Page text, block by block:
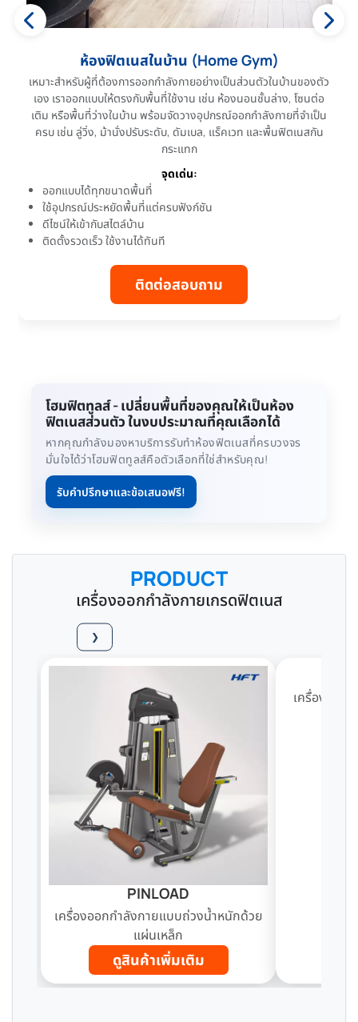
ห้องฟิตเนสในบ้าน (Home Gym)
เหมาะสำหรับผู้ที่ต้องการออกกำลังกายอย่างเป็นส่วนตัวในบ้านของตัว
เอง เราออกแบบให้ตรงกับพื้นที่ใช้งาน เช่น ห้องนอนชั้นล่าง, โซนต่อ
เติม หรือพื้นที่ว่างในบ้าน พร้อมจัดวางอุปกรณ์ออกกำลังกายที่จำเป็น
ครบ เช่น ลู่วิ่ง, ม้านั่งปรับระดับ, ดัมเบล, แร็คเวท และพื้นฟิตเนสกัน
กระแทก
จุดเด่น:
ออกแบบได้ทุกขนาดพื้นที่
ใช้อุปกรณ์ประหยัดพื้นที่แต่ครบฟังก์ชัน
ดีไซน์ให้เข้ากับสไตล์บ้าน
ติดตั้งรวดเร็ว ใช้งานได้ทันที
ติดต่อสอบถาม
โฮมฟิตทูลส์ - เปลี่ยนพื้นที่ของคุณให้เป็นห้อง
ฟิตเนสส่วนตัว ในงบประมาณที่คุณเลือกได้
หากคุณกำลังมองหาบริการรับทำห้องฟิตเนสที่ครบวงจร
มั่นใจได้ว่าโฮมฟิตทูลส์คือตัวเลือกที่ใช่สำหรับคุณ!
รับคำปรึกษาและข้อเสนอฟรี!
PRODUCT
เครื่องออกกำลังกายเกรดฟิตเนส
PINLOAD
เครื่องออกกำลังกายแบบถ่วงน้ำหนักด้วย
แผ่นเหล็ก
ดูสินค้าเพิ่มเติม
เครื่องฝึกก
❯